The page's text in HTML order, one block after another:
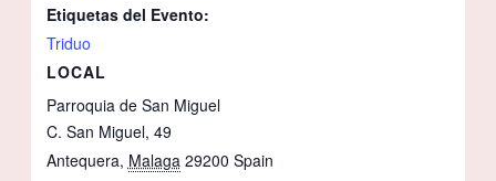
Etiquetas del Evento:
Triduo
LOCAL
Parroquia de San Miguel
C. San Miguel, 49
Antequera, Malaga 29200 Spain